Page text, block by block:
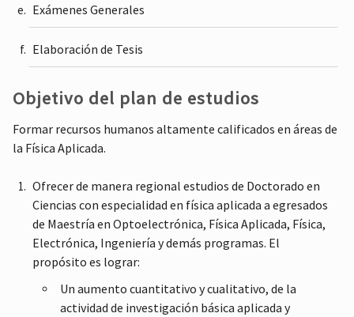
Exámenes Generales
Elaboración de Tesis
Objetivo del plan de estudios
Formar recursos humanos altamente calificados en áreas de
la Física Aplicada.
Ofrecer de manera regional estudios de Doctorado en
Ciencias con especialidad en física aplicada a egresados
de Maestría en Optoelectrónica, Física Aplicada, Física,
Electrónica, Ingeniería y demás programas. El
propósito es lograr:
Un aumento cuantitativo y cualitativo, de la
actividad de investigación básica aplicada y